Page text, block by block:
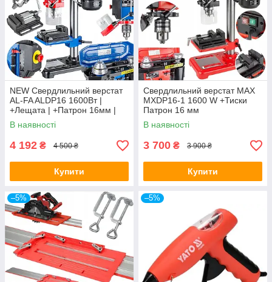
NEW Свердлильний верстат
AL-FA ALDP16 1600Вт |
+Лещата | +Патрон 16мм |
Гарантія 1 рік
В наявності
4 192 ₴ 4 500 ₴
Купити
Свердлильний верстат MAX
MXDP16-1 1600 W +Тиски
Патрон 16 мм
В наявності
3 700 ₴ 3 900 ₴
Купити
–5% –5%